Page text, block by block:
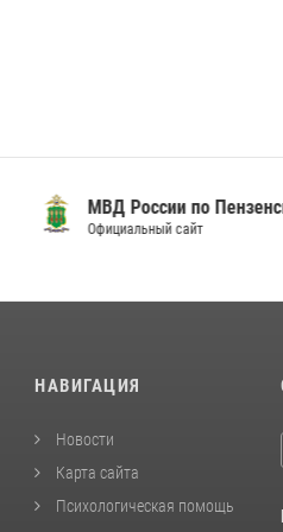
МВД России по
Официальный сайт
НАВИГАЦИЯ
Новости
Карта сайта
Психологическая помощь